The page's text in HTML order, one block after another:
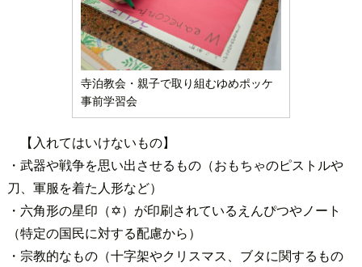
寺泊教会・親子で取り組むゆめポッケ
事前学習会
【入れてはいけないもの】
・武器や戦争を思い出させるもの（おもちゃのピストルや
刀、軍服を着た人形など）
・六角形の星印（✡）が印刷されているえんぴつやノート
（特定の国民に対する配慮から）
・宗教的なもの（十字架やクリスマス、ブタに関するもの